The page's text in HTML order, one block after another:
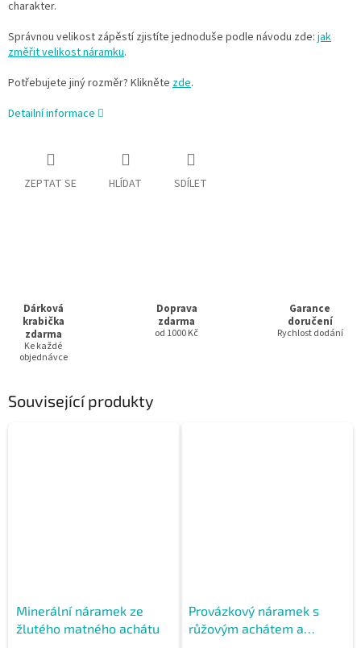
charakter.
Správnou velikost zápěstí zjistíte jednoduše podle návodu zde: jak
změřit velikost náramku.
Potřebujete jiný rozměr? Klikněte zde.
Detailní informace
ZEPTAT SE HLÍDAT SDÍLET
Dárková
krabička
zdarma
Ke každé
objednávce
Doprava
zdarma
od 1000 Kč
Garance
doručení
Rychlost dodání
Související produkty
Minerální náramek ze
žlutého matného achátu
Provázkový náramek s
růžovým achátem a